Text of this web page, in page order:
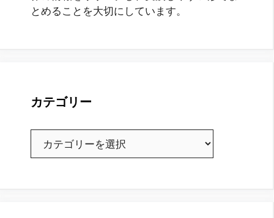
とめることを大切にしています。
カテゴリー